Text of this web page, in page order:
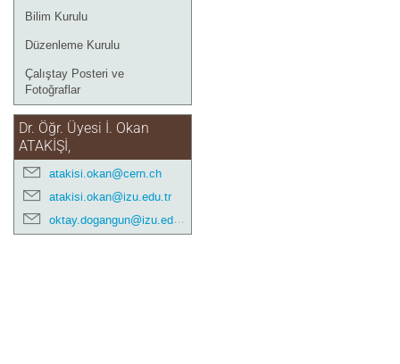
Bilim Kurulu
Düzenleme Kurulu
Çalıştay Posteri ve
Fotoğraflar
Dr. Öğr. Üyesi İ. Okan
ATAKİŞİ,
atakisi.okan@cern.ch
atakisi.okan@izu.edu.tr
oktay.dogangun@izu.edu.tr